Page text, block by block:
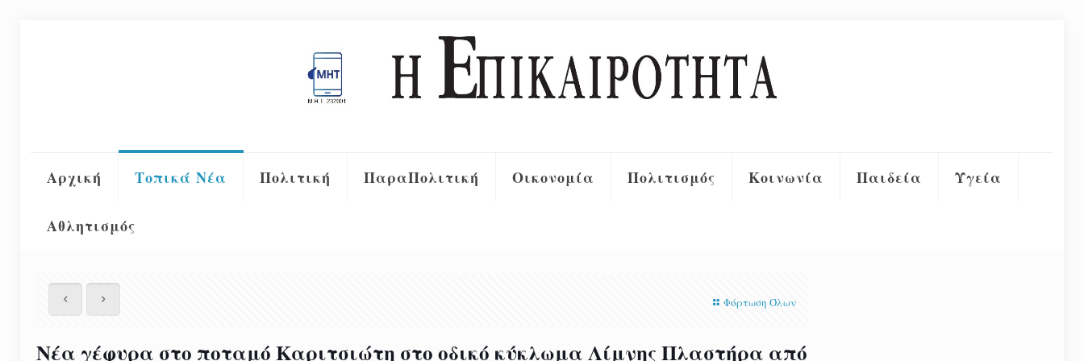
Αρχική Τοπικά Νέα Πολιτική ΠαραΠολιτική Οικονομία Πολιτισμός Κοινωνία Παιδεία Υγεία
Αθλητισμός
Φόρτωση Όλων
Νέα γέφυρα στο ποταμό Καριτσιώτη στο οδικό κύκλωμα Λίμνης Πλαστήρα από